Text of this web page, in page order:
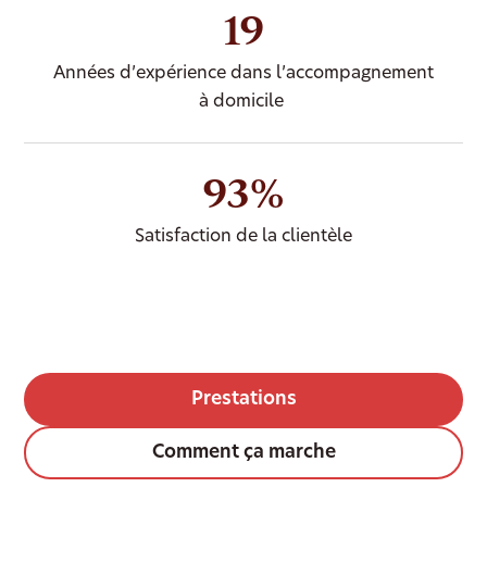
19
Années d’expérience dans l’accompagnement
à domicile
93%
Satisfaction de la clientèle
Prestations
Comment ça marche